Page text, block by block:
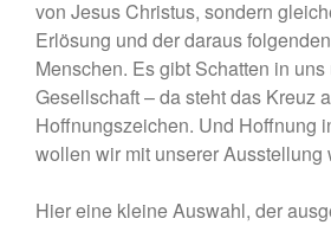
Juli
von Jesus Christus, sondern
Erlösung und der daraus
Menschen. Es gibt Schatten in
Gesellschaft – da steht das Kreuz
Hoffnungszeichen. Und Hoffnung
wollen wir mit unserer Ausstellung
Hier eine kleine Auswahl, der